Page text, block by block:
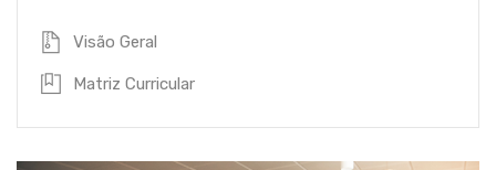
Visão Geral
Matriz Curricular